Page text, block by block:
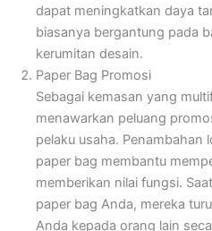
dapat meningkatkan daya
biasanya bergantung pada
kerumitan desain.
Paper Bag Promosi
Sebagai kemasan yang
menawarkan peluang
pelaku usaha. Penambahan
paper bag membantu
memberikan nilai fungsi.
paper bag Anda, mereka
Anda kepada orang lain